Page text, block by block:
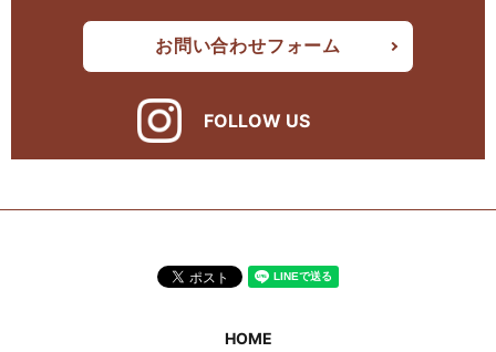
お問い合わせフォーム
FOLLOW US
HOME